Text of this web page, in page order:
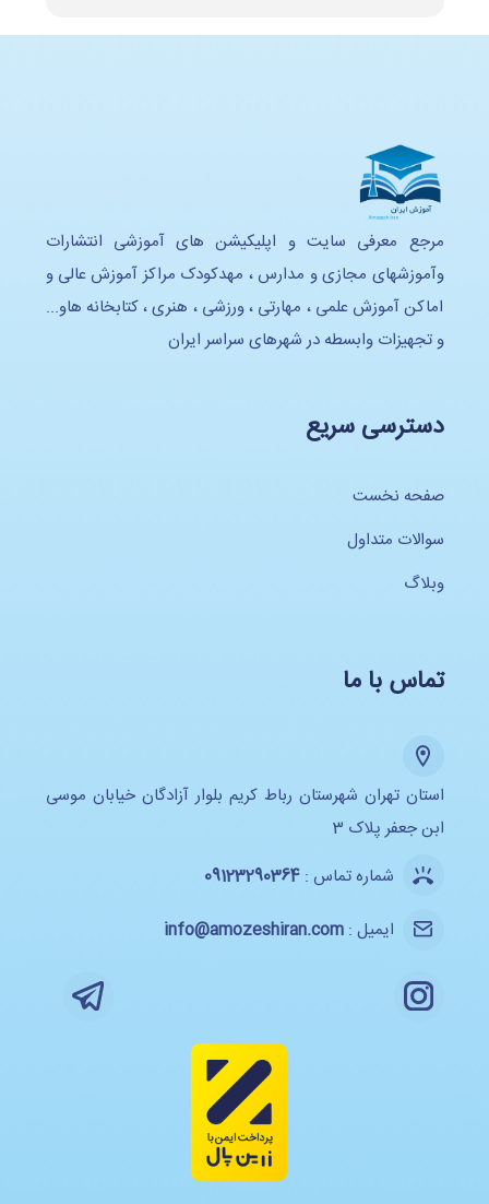
مرجع معرفی سایت و اپلیکیشن های آموزشی انتشارات
وآموزشهای مجازی و مدارس ، مهدکودک مراکز آموزش عالی و
اماکن آموزش علمی ، مهارتی ، ورزشی ، هنری ، کتابخانه هاو...
و تجهیزات وابسطه در شهرهای سراسر ایران
دسترسی سریع
صفحه نخست
سوالات متداول
وبلاگ
تماس با ما
استان تهران شهرستان رباط کریم بلوار آزادگان خیابان موسی
ابن جعفر پلاک 3
شماره تماس :09123290364
ایمیل :info@amozeshiran.com